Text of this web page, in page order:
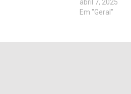
abril 7, 2025
Em "Geral"